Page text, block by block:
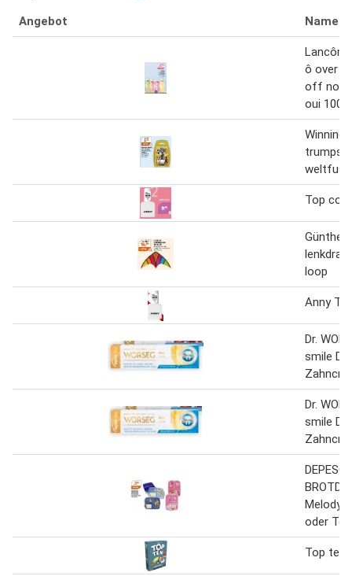
Angebot Name
ô over
off now
oui 100
Winning
trumps:
Top coat
Günther
loop
Anny
Dr.
smile
Dr.
smile
Melody,
oder
Top ten